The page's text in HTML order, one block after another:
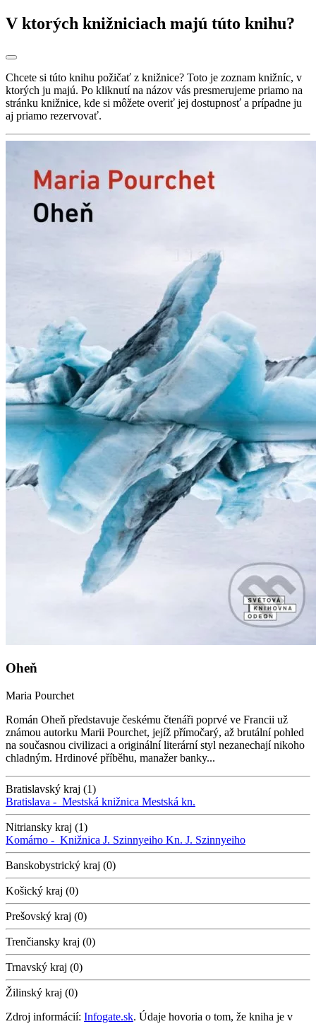
V ktorých knižniciach majú túto knihu?
Chcete si túto knihu požičať z knižnice? Toto je zoznam knižníc, v
ktorých ju majú. Po kliknutí na názov vás presmerujeme priamo na
stránku knižnice, kde si môžete overiť jej dostupnosť a prípadne ju
aj priamo rezervovať.
Oheň
Maria Pourchet
Román Oheň představuje českému čtenáři poprvé ve Francii už
známou autorku Marii Pourchet, jejíž přímočarý, až brutální pohled
na současnou civilizaci a originální literární styl nezanechají nikoho
chladným. Hrdinové příběhu, manažer banky...
Bratislavský kraj (1)
Bratislava - Mestská knižnica Mestská kn.
Nitriansky kraj (1)
Komárno - Knižnica J. Szinnyeiho Kn. J. Szinnyeiho
Banskobystrický kraj (0)
Košický kraj (0)
Prešovský kraj (0)
Trenčiansky kraj (0)
Trnavský kraj (0)
Žilinský kraj (0)
Zdroj informácií: Infogate.sk. Údaje hovoria o tom, že kniha je v